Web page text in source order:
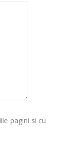
pagini si cu